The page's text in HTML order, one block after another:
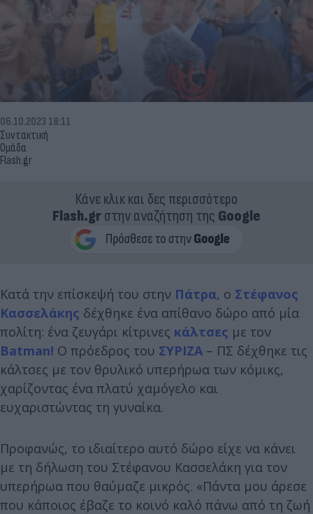
Συντακτική
Ομάδα
Flash.gr
06.10.2023 18:11
Κάνε κλικ και δες περισσότερο
Flash.grστην αναζήτηση της Google
Κατά την επίσκεψή του στην Πάτρα, ο Στέφανος
Κασσελάκης δέχθηκε ένα απίθανο δώρο από μία
πολίτη: ένα ζευγάρι κίτρινες κάλτσες με τον
Batman! Ο πρόεδρος του ΣΥΡΙΖΑ – ΠΣ δέχθηκε τις
κάλτσες με τον θρυλικό υπερήρωα των κόμικς,
χαρίζοντας ένα πλατύ χαμόγελο και
ευχαριστώντας τη γυναίκα.
Προφανώς, το ιδιαίτερο αυτό δώρο είχε να κάνει
με τη δήλωση του Στέφανου Κασσελάκη για τον
υπερήρωα που θαύμαζε μικρός. «Πάντα μου άρεσε
που κάποιος έβαζε το κοινό καλό πάνω από τη ζωή